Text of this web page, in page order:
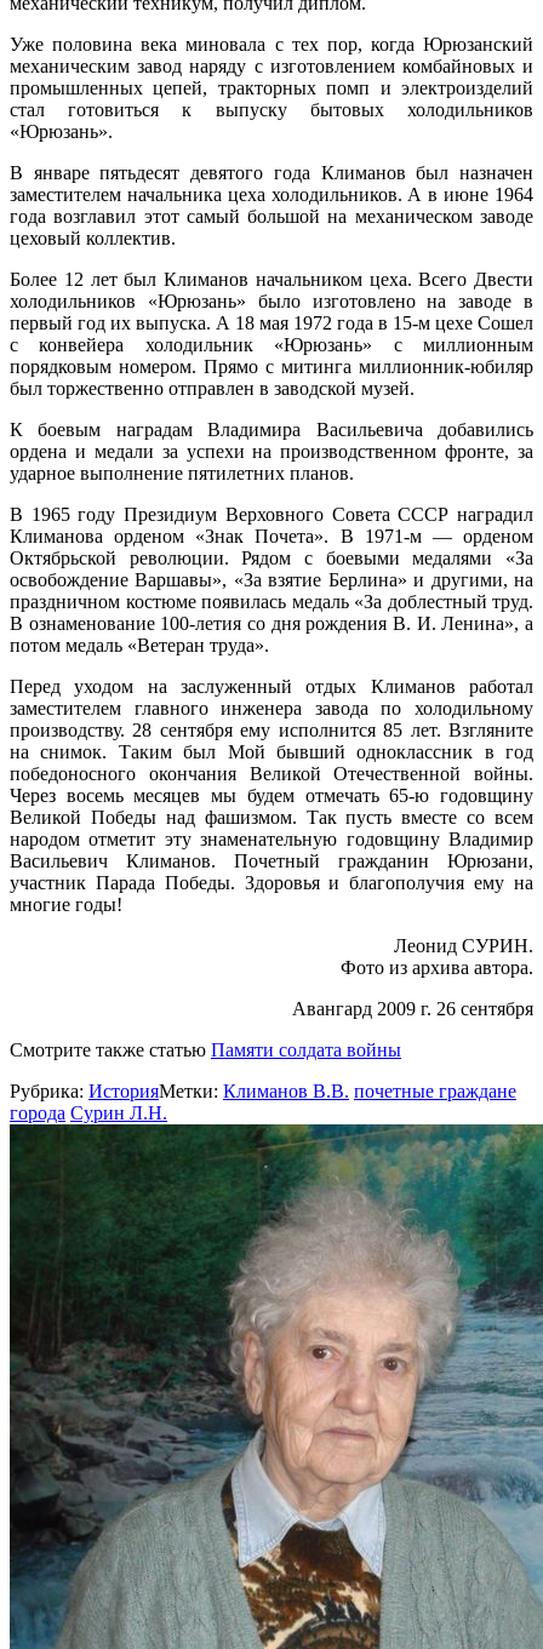
Уже половина века миновала с тех пор, когда Юрюзанский
механическим завод наряду с изготовлением комбайновых и
промышленных цепей, тракторных помп и электроизделий
стал готовиться к выпуску бытовых холодильников
«Юрюзань».
В январе пятьдесят девятого года Климанов был назначен
заместителем начальника цеха холодильников. А в июне 1964
года возглавил этот самый большой на механическом заводе
цеховый коллектив.
Более 12 лет был Климанов начальником цеха. Всего Двести
холодильников «Юрюзань» было изготовлено на заводе в
первый год их выпуска. А 18 мая 1972 года в 15-м цехе Сошел
с конвейера холодильник «Юрюзань» с миллионным
порядковым номером. Прямо с митинга миллионник-юбиляр
был торжественно отправлен в заводской музей.
К боевым наградам Владимира Васильевича добавились
ордена и медали за успехи на производственном фронте, за
ударное выполнение пятилетних планов.
В 1965 году Президиум Верховного Совета СССР наградил
Климанова орденом «Знак Почета». В 1971-м — орденом
Октябрьской революции. Рядом с боевыми медалями «За
освобождение Варшавы», «За взятие Берлина» и другими, на
праздничном костюме появилась медаль «За доблестный труд.
В ознаменование 100-летия со дня рождения В. И. Ленина», а
потом медаль «Ветеран труда».
Перед уходом на заслуженный отдых Климанов работал
заместителем главного инженера завода по холодильному
производству. 28 сентября ему исполнится 85 лет. Взгляните
на снимок. Таким был Мой бывший одноклассник в год
победоносного окончания Великой Отечественной войны.
Через восемь месяцев мы будем отмечать 65-ю годовщину
Великой Победы над фашизмом. Так пусть вместе со всем
народом отметит эту знаменательную годовщину Владимир
Васильевич Климанов. Почетный гражданин Юрюзани,
участник Парада Победы. Здоровья и благополучия ему на
многие годы!
Леонид СУРИН.
Фото из архива автора.
Авангард 2009 г. 26 сентября
Смотрите также статью Памяти солдата войны
Рубрика: ИсторияМетки: Климанов В.В. почетные граждане
города Сурин Л.Н.